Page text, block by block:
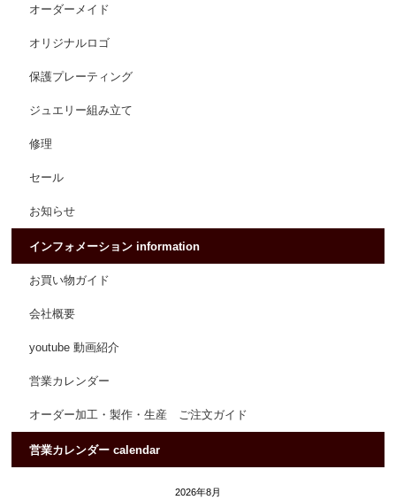
オーダーメイド
オリジナルロゴ
保護プレーティング
ジュエリー組み立て
修理
セール
お知らせ
インフォメーション information
お買い物ガイド
会社概要
youtube 動画紹介
営業カレンダー
オーダー加工・製作・生産 ご注文ガイド
営業カレンダー calendar
2026年8月